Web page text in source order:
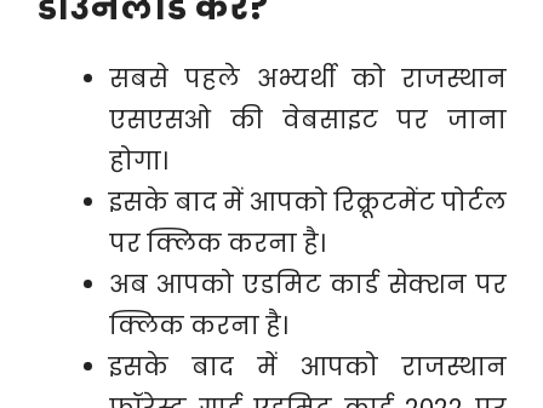
सबसे पहले अभ्यर्थी को राजस्थान
एसएसओ की वेबसाइट पर जाना
होगा।
इसके बाद में आपको रिक्रूटमेंट पोर्टल
पर क्लिक करना है।
अब आपको एडमिट कार्ड सेक्शन पर
क्लिक करना है।
इसके बाद में आपको राजस्थान